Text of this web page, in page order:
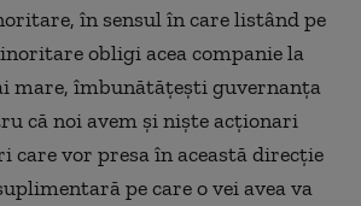
în sensul în care listând pe
obligi acea companie la
mare, îmbunătățești guvernanța
că noi avem și niște acționari
vor presa în această direcție
pe care o vei avea va